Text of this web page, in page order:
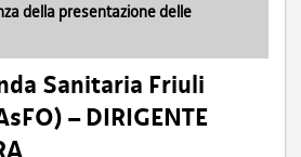
della presentazione delle
Sanitaria Friuli
– DIRIGENTE